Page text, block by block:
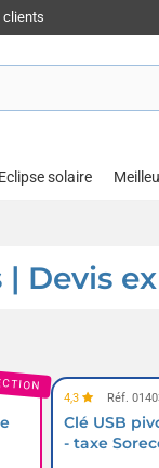
clients
Eclipse solaire
Devis
4,3 Réf.
Clé USB
- taxe